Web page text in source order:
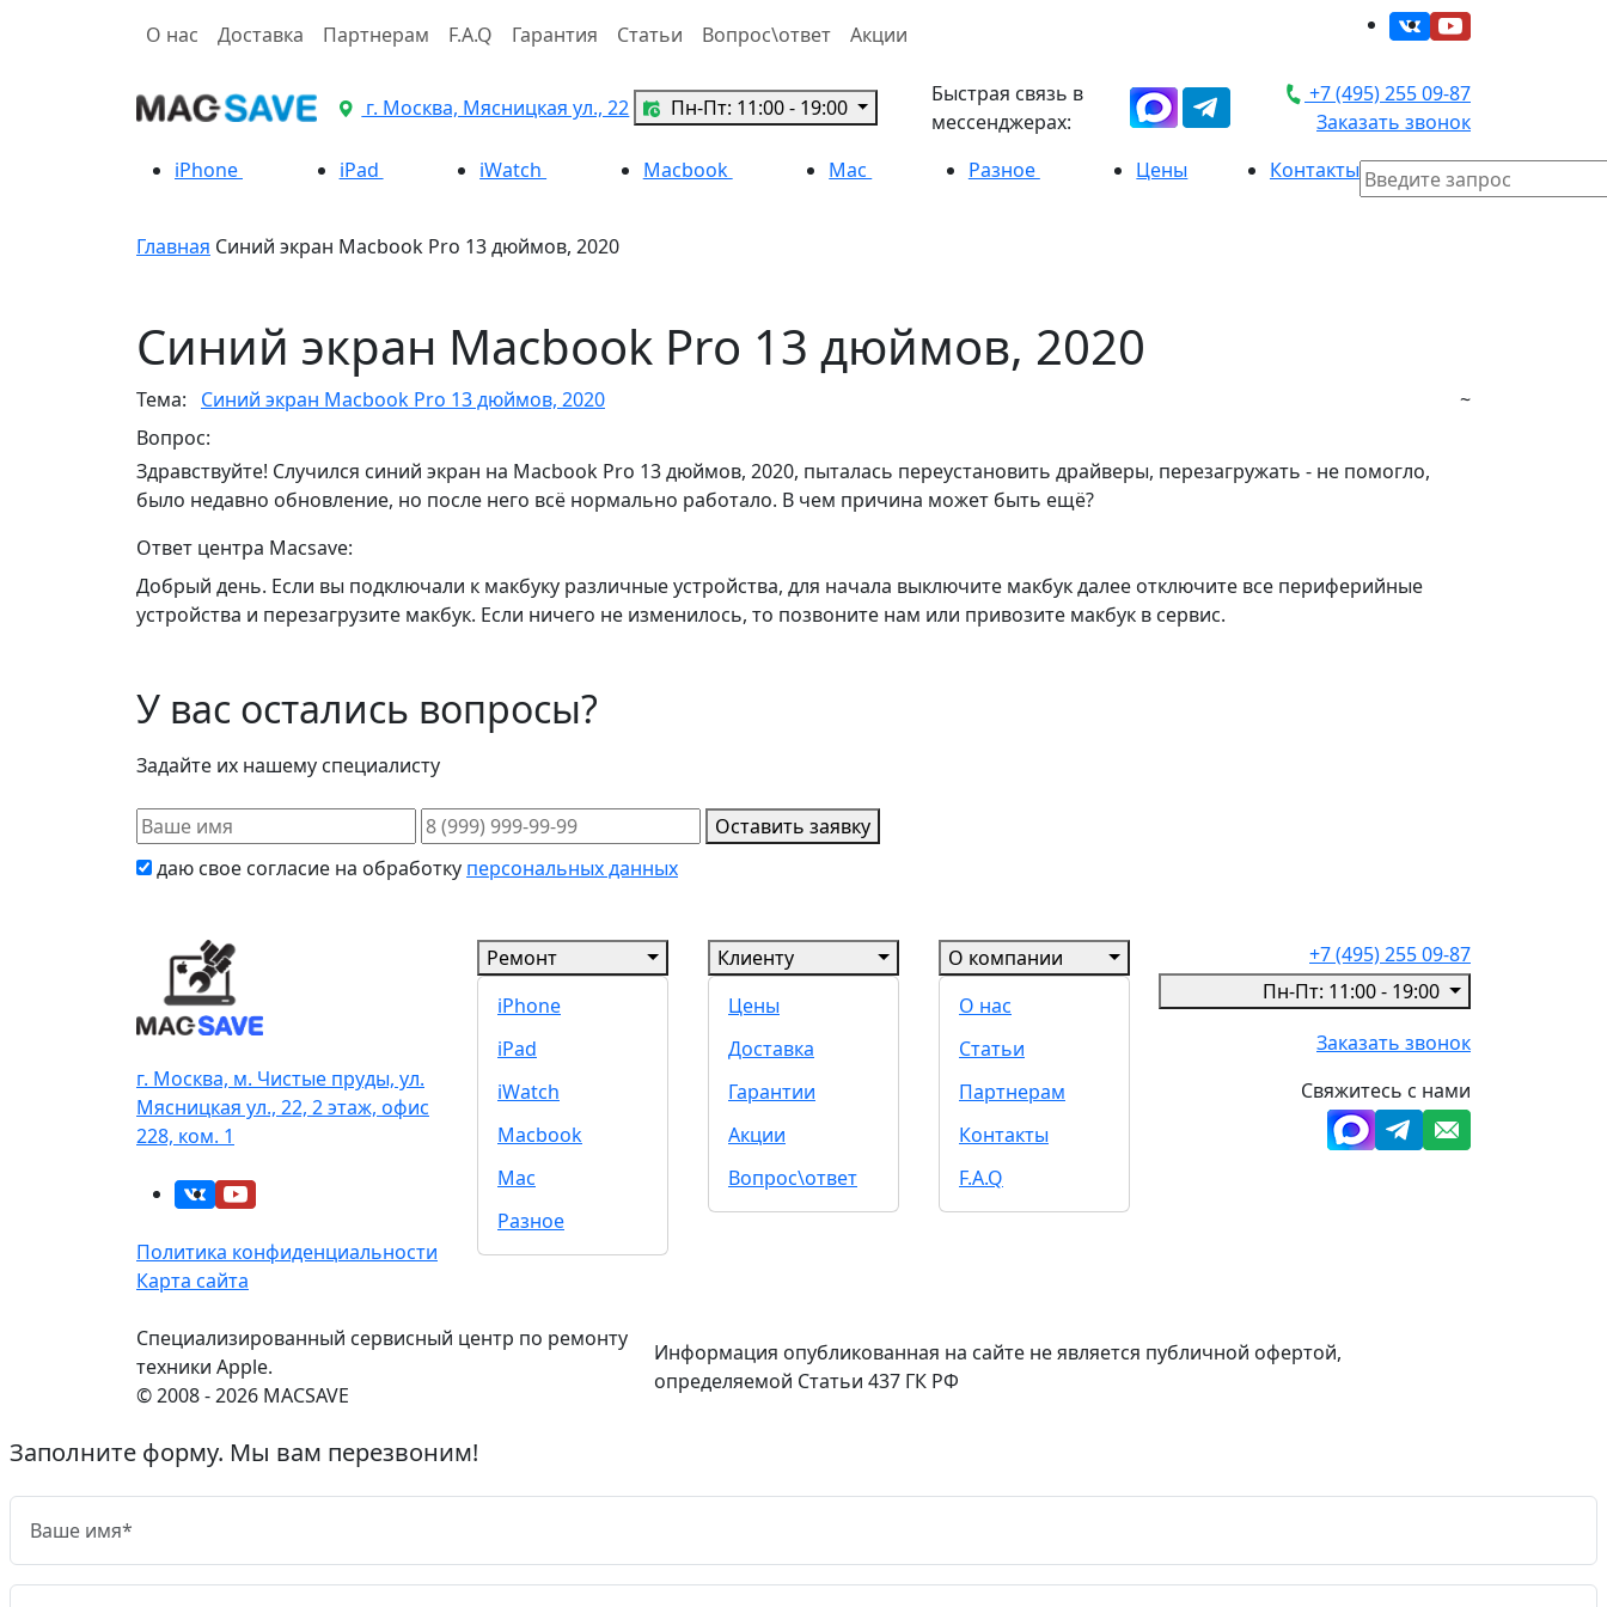
О нас Доставка Партнерам F.A.Q Гарантия Статьи Вопрос\ответ Акции
г. Москва, Мясницкая ул., 22 Пн-Пт: 11:00 - 19:00
Быстрая связь в
мессенджерах:
+7 (495) 255 09-87
Заказать звонок
iPhone
iPad iWatch Macbook Mac Разное Цены Контакты
Главная Синий экран Macbook Pro 13 дюймов, 2020
Синий экран Macbook Pro 13 дюймов, 2020
Тема: Синий экран Macbook Pro 13 дюймов, 2020
~
Вопрос:
Здравствуйте! Случился синий экран на Macbook Pro 13 дюймов, 2020, пыталась переустановить драйверы, перезагружать - не помогло,
было недавно обновление, но после него всё нормально работало. В чем причина может быть ещё?
Ответ центра Macsave:
Добрый день. Если вы подключали к макбуку различные устройства, для начала выключите макбук далее отключите все периферийные
устройства и перезагрузите макбук. Если ничего не изменилось, то позвоните нам или привозите макбук в сервис.
У вас остались вопросы?
Задайте их нашему специалисту
Оставить заявку
даю свое согласие на обработку персональных данных
г. Москва, м. Чистые пруды, ул.
Мясницкая ул., 22, 2 этаж, офис
228, ком. 1
Политика конфиденциальности
Карта сайта
Ремонт
iPhone
iPad
iWatch
Macbook
Mac
Разное
Клиенту
Цены
Доставка
Гарантии
Акции
Вопрос\ответ
О компании
О нас
Статьи
Партнерам
Контакты
F.A.Q
+7 (495) 255 09-87
Пн-Пт: 11:00 - 19:00
Заказать звонок
Свяжитесь с нами
Специализированный сервисный центр по ремонту
техники Apple.
© 2008 - 2026 MACSAVE
Информация опубликованная на сайте не является публичной офертой,
определяемой Статьи 437 ГК РФ
Заполните форму. Мы вам перезвоним!